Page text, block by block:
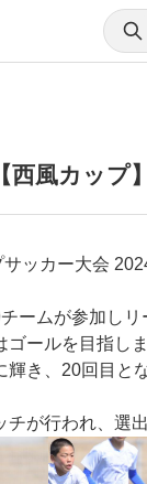
風カップ】
ッカー大会
ームが参加し
ールを目指しま
き、20回目と
が行われ、選